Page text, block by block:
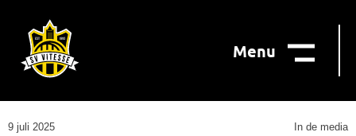
Menu
9 juli 2025 In de media